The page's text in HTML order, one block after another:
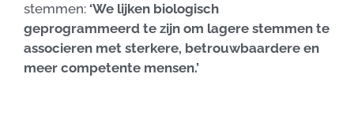
stemmen: ‘We lijken biologisch
geprogrammeerd te zijn om lagere stemmen te
associeren met sterkere, betrouwbaardere en
meer competente mensen.’